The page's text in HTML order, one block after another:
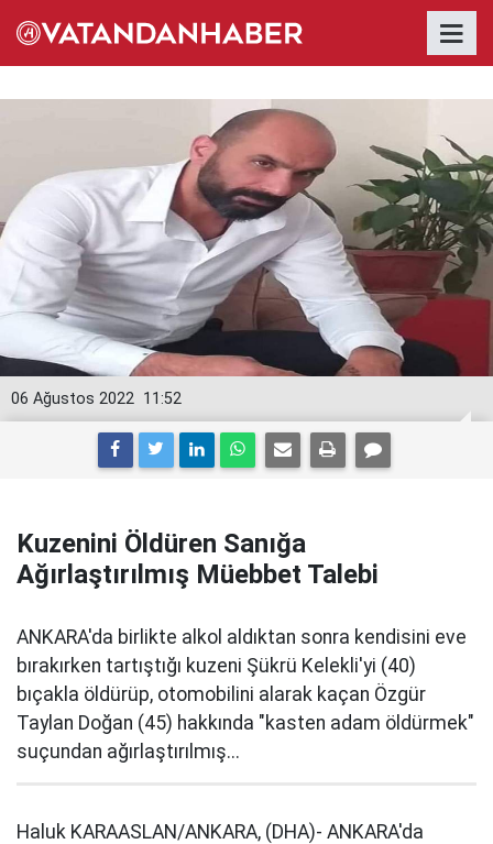
11:52
06 Ağustos 2022
Kuzenini Öldüren Sanığa
Ağırlaştırılmış Müebbet Talebi
ANKARA'da birlikte alkol aldıktan sonra kendisini eve
bırakırken tartıştığı kuzeni Şükrü Kelekli'yi (40)
bıçakla öldürüp, otomobilini alarak kaçan Özgür
Taylan Doğan (45) hakkında "kasten adam öldürmek"
suçundan ağırlaştırılmış...
Haluk KARAASLAN/ANKARA, (DHA)- ANKARA'da